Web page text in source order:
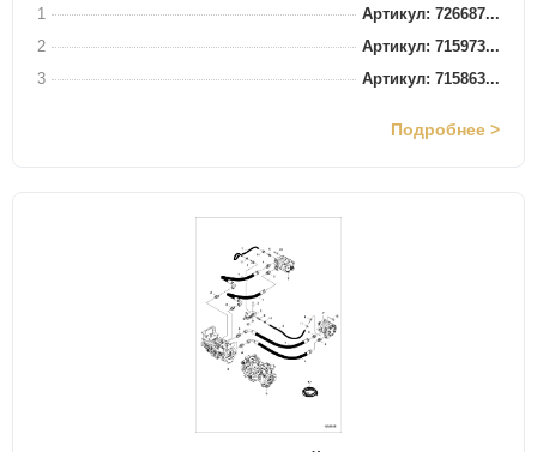
1
Артикул: 726687...
2
Артикул: 715973...
3
Артикул: 715863...
Подробнее >